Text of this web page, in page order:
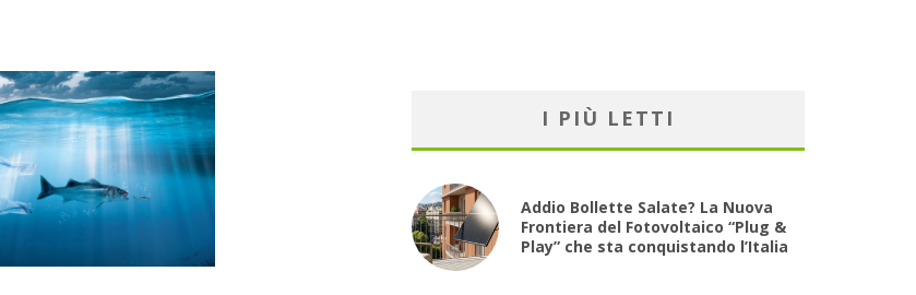
I PIÙ LETTI
Addio Bollette Salate? La Nuova
Frontiera del Fotovoltaico “Plug &
Play” che sta conquistando l’Italia